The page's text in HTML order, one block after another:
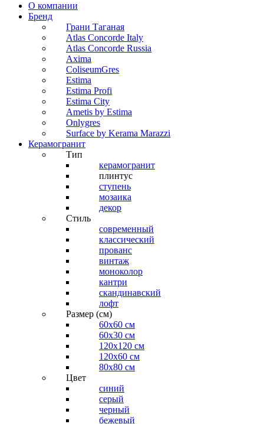
О компании
Бренд
Грани Таганая
Atlas Concorde Italy
Atlas Concorde Russia
Axima
ColiseumGres
Estima
Estima Profi
Estima City
Ametis by Estima
Onlygres
Surface by Kerama Marazzi
Керамогранит
Тип
керамогранит
плинтус
ступень
мозаика
декор
Стиль
современный
классический
прованс
винтаж
моноколор
кантри
скандинавский
лофт
Размер (см)
60х60 см
60x30 см
120x120 см
120x60 см
80x80 см
Цвет
синий
серый
черный
бежевый